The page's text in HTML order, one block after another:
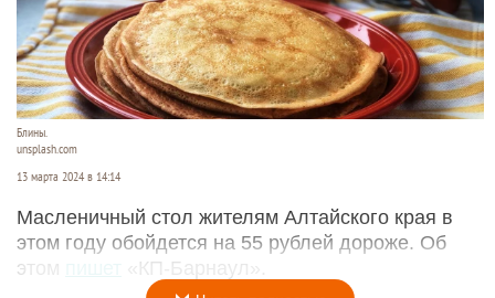
Блины.
unsplash.com
13 марта 2024 в 14:14
Масленичный стол жителям Алтайского края в
этом году обойдется на 55 рублей дороже. Об
этом
«КП-Барнаул».